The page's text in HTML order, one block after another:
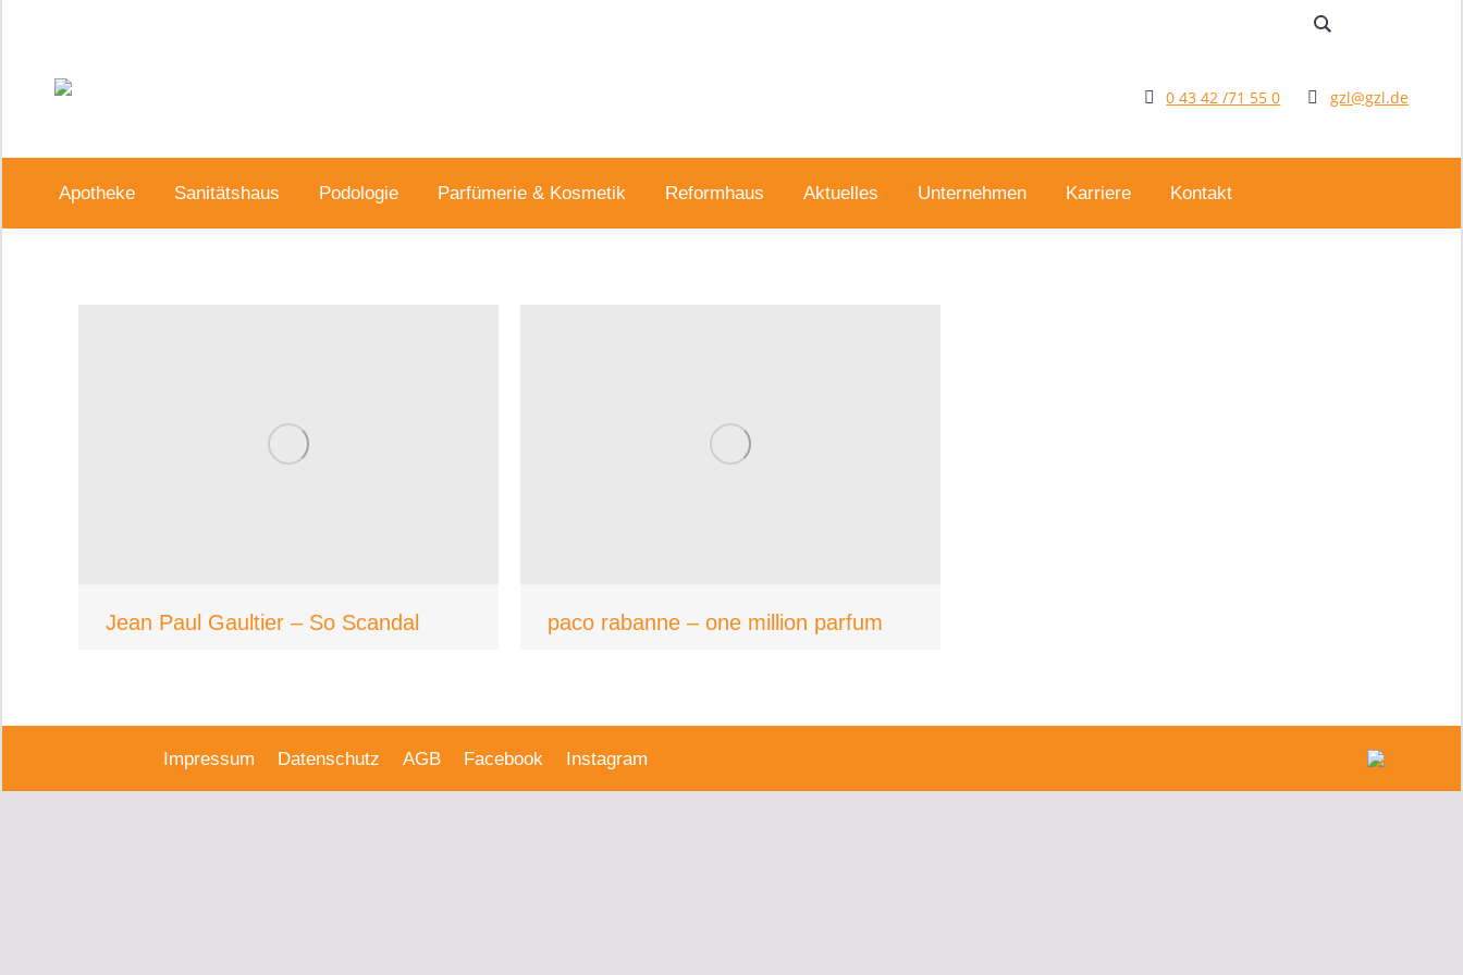
0 43 42 /71 55 0 gzl@gzl.de
Apotheke Sanitätshaus Podologie Parfümerie & Kosmetik Reformhaus Aktuelles Unternehmen Karriere Kontakt
Jean Paul Gaultier – So Scandal paco rabanne – one million parfum
Impressum Datenschutz AGB Facebook Instagram